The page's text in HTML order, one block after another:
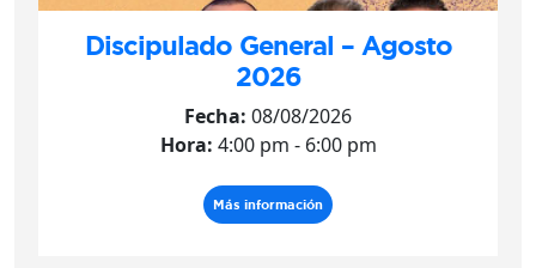
Discipulado General – Agosto
2026
Fecha: 08/08/2026
Hora: 4:00 pm - 6:00 pm
Más información